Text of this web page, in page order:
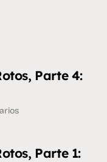
Parte 4:
Parte 1: